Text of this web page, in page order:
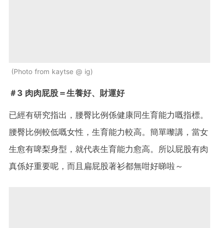
Photo from kaytse @ ig
＃3 肉肉屁股＝生養好、財運好
已經有研究指出，腰臀比例係健康同生育能力嘅指標。
腰臀比例較低嘅女性，生育能力較高。簡單嚟講，當女
生愈有啤梨身型，就代表生育能力愈高。所以屁股有肉
真係好重要呢，而且扁屁股著衫都無咁好睇啦～